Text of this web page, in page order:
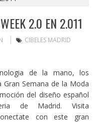
2.0 EN 2.011
CIBELES MADRID
de la mano, los
Semana de la Moda
del diseño español
de Madrid. Visita
con este gran